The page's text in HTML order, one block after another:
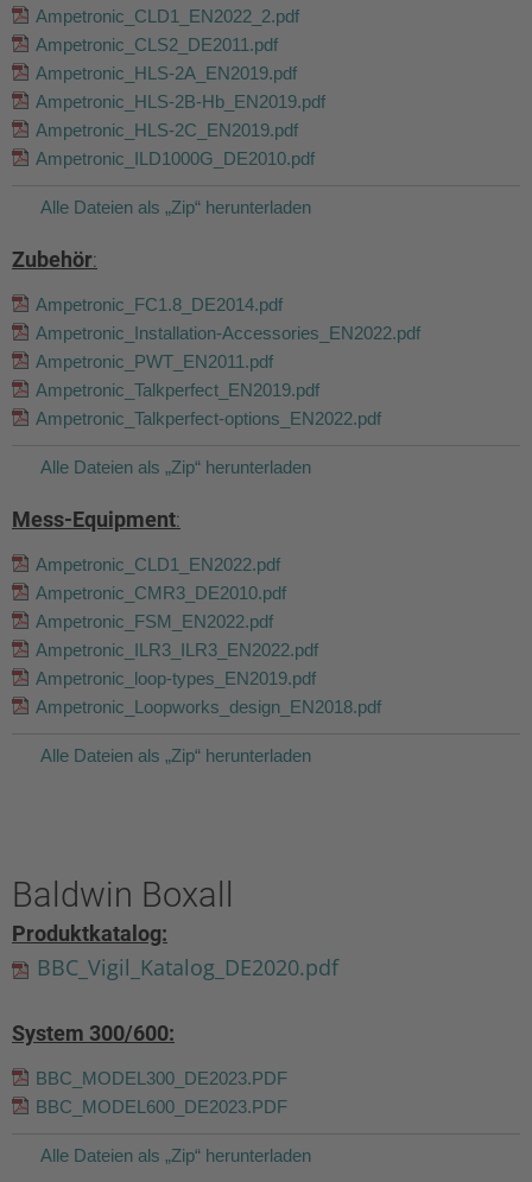
Ampetronic_CLD1_EN2022_2.pdf
Ampetronic_CLS2_DE2011.pdf
Ampetronic_HLS-2A_EN2019.pdf
Ampetronic_HLS-2B-Hb_EN2019.pdf
Ampetronic_HLS-2C_EN2019.pdf
Ampetronic_ILD1000G_DE2010.pdf
Alle Dateien als „Zip“ herunterladen
Zubehör:
Ampetronic_FC1.8_DE2014.pdf
Ampetronic_Installation-Accessories_EN2022.pdf
Ampetronic_PWT_EN2011.pdf
Ampetronic_Talkperfect_EN2019.pdf
Ampetronic_Talkperfect-options_EN2022.pdf
Alle Dateien als „Zip“ herunterladen
Mess-Equipment:
Ampetronic_CLD1_EN2022.pdf
Ampetronic_CMR3_DE2010.pdf
Ampetronic_FSM_EN2022.pdf
Ampetronic_ILR3_ILR3_EN2022.pdf
Ampetronic_loop-types_EN2019.pdf
Ampetronic_Loopworks_design_EN2018.pdf
Alle Dateien als „Zip“ herunterladen
Baldwin Boxall
Produktkatalog:
BBC_Vigil_Katalog_DE2020.pdf
System 300/600:
BBC_MODEL300_DE2023.PDF
BBC_MODEL600_DE2023.PDF
Alle Dateien als „Zip“ herunterladen